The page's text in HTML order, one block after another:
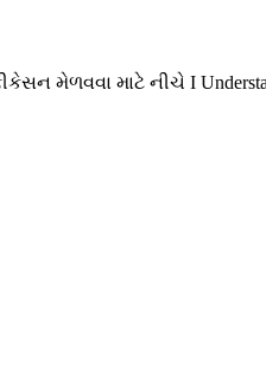
મેળવવા માટે નીચે I